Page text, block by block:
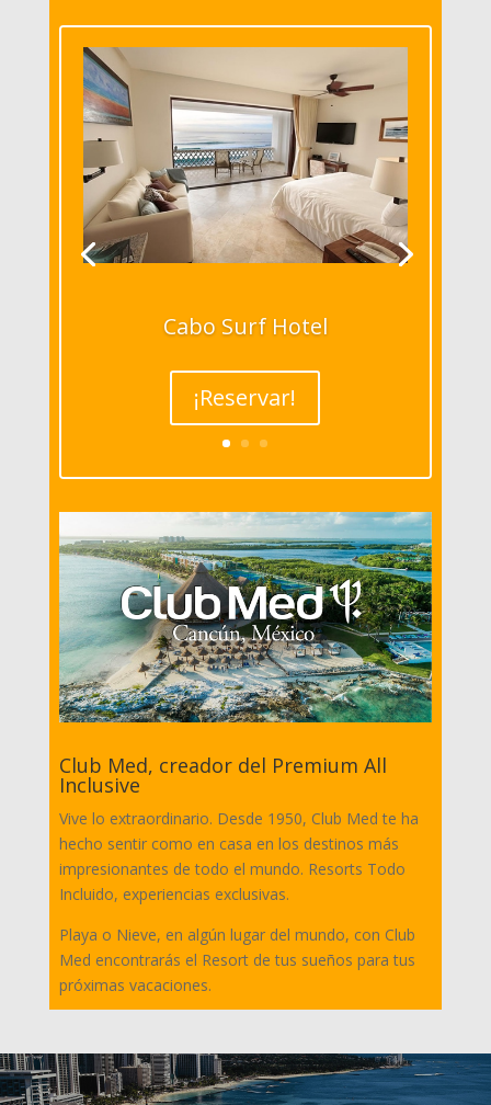
Cabo Surf Hotel
¡Reservar!
Club Med, creador del Premium All
Inclusive
Vive lo extraordinario. Desde 1950, Club Med te ha
hecho sentir como en casa en los destinos más
impresionantes de todo el mundo. Resorts Todo
Incluido, experiencias exclusivas.
Playa o Nieve, en algún lugar del mundo, con Club
Med encontrarás el Resort de tus sueños para tus
próximas vacaciones.